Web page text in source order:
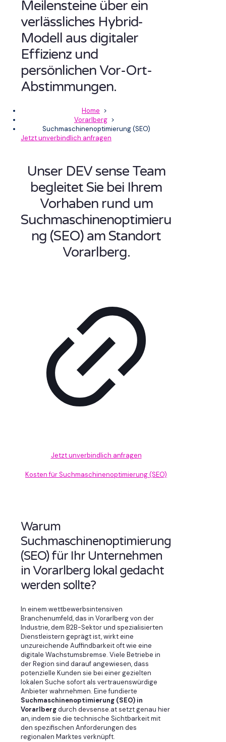
Meilensteine über ein
verlässliches Hybrid-
Modell aus digitaler
Effizienz und
persönlichen Vor-Ort-
Abstimmungen.
Home >
Vorarlberg >
Suchmaschinenoptimierung (SEO)
Jetzt unverbindlich anfragen
Unser DEV sense Team
begleitet Sie bei Ihrem
Vorhaben rund um
Suchmaschinenoptimieru
ng (SEO) am Standort
Vorarlberg.
Jetzt unverbindlich anfragen
Kosten für Suchmaschinenoptimierung (SEO)
Warum
Suchmaschinenoptimierung
(SEO) für Ihr Unternehmen
in Vorarlberg lokal gedacht
werden sollte?
In einem wettbewerbsintensiven
Branchenumfeld, das in Vorarlberg von der
Industrie, dem B2B-Sektor und spezialisierten
Dienstleistern geprägt ist, wirkt eine
unzureichende Auffindbarkeit oft wie eine
digitale Wachstumsbremse. Viele Betriebe in
der Region sind darauf angewiesen, dass
potenzielle Kunden sie bei einer gezielten
lokalen Suche sofort als vertrauenswürdige
Anbieter wahrnehmen. Eine fundierte
Suchmaschinenoptimierung (SEO) in
Vorarlbergdurch devsense.at setzt genau hier
an, indem sie die technische Sichtbarkeit mit
den spezifischen Anforderungen des
regionalen Marktes verknüpft.